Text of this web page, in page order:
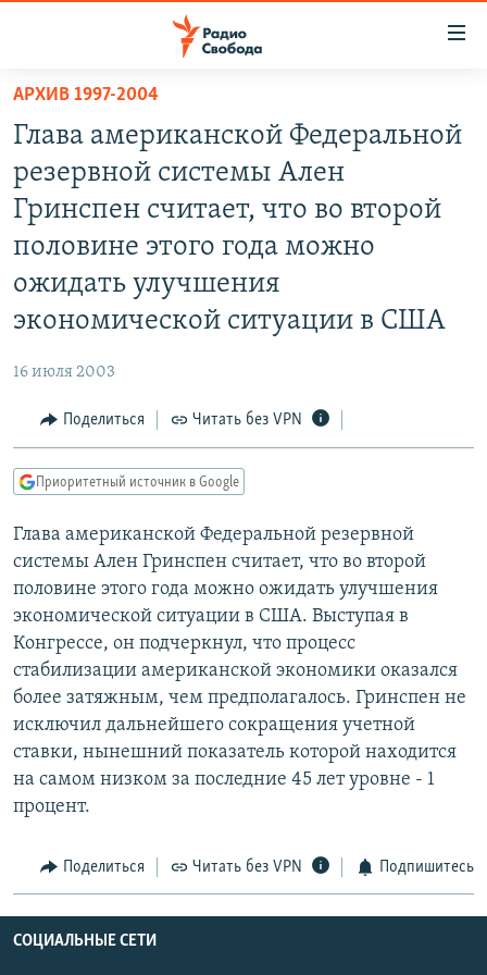
упрощенного
доступа
основному
содержанию
главной
Вернутся
поиску
АВТОРСКИЕ ПРОЕКТЫ
МНЕНИЯ
КУЛЬТУРА
СЕВЕР.РЕАЛИИ
СИБИРЬ.РЕАЛИИ
ПОДПИШИТЕСЬ НА РАССЫЛКУ
СОЦИАЛЬНЫЕ СЕТИ
Все сайты РСЕ/РС
АРХИВ 1997-2004
Глава американской Федеральной
резервной системы Ален
Гринспен считает, что во второй
половине этого года можно
ожидать улучшения
экономической ситуации в США
16 июля 2003
Поделиться Читать без VPN
Приоритетный источник в Google
Глава американской Федеральной резервной
системы Ален Гринспен считает, что во второй
половине этого года можно ожидать улучшения
экономической ситуации в США. Выступая в
Конгрессе, он подчеркнул, что процесс
стабилизации американской экономики оказался
более затяжным, чем предполагалось. Гринспен не
исключил дальнейшего сокращения учетной
ставки, нынешний показатель которой находится
на самом низком за последние 45 лет уровне - 1
процент.
Поделиться Читать без VPN Подпишитесь
СОЦИАЛЬНЫЕ СЕТИ